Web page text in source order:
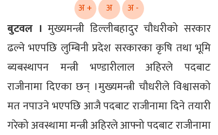
अ + अ अ -
बुटवल । मुख्यमन्त्री डिल्लीबहादुर चौधरीको सरकार
ढल्ने भएपछि लुम्बिनी प्रदेश सरकारका कृषि तथा भूमि
ब्यबस्थापन मन्त्री भण्डारीलाल अहिरले पदबाट
राजीनामा दिएका छन् ।मुख्यमन्त्री चौधरीले विश्वासको
मत नपाउने भएपछि आजै पदबाट राजीनामा दिने तयारी
गरेको अवस्थामा मन्त्री अहिरले आफ्नो पदबाट राजीनामा